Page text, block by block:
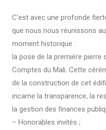
C’est avec une profonde
que nous nous réunissons
moment historique :
la pose de la première pierre
Comptes du Mali. Cette
de la construction de cet
incarne la transparence, la
la gestion des finances
– Honorables invités ;